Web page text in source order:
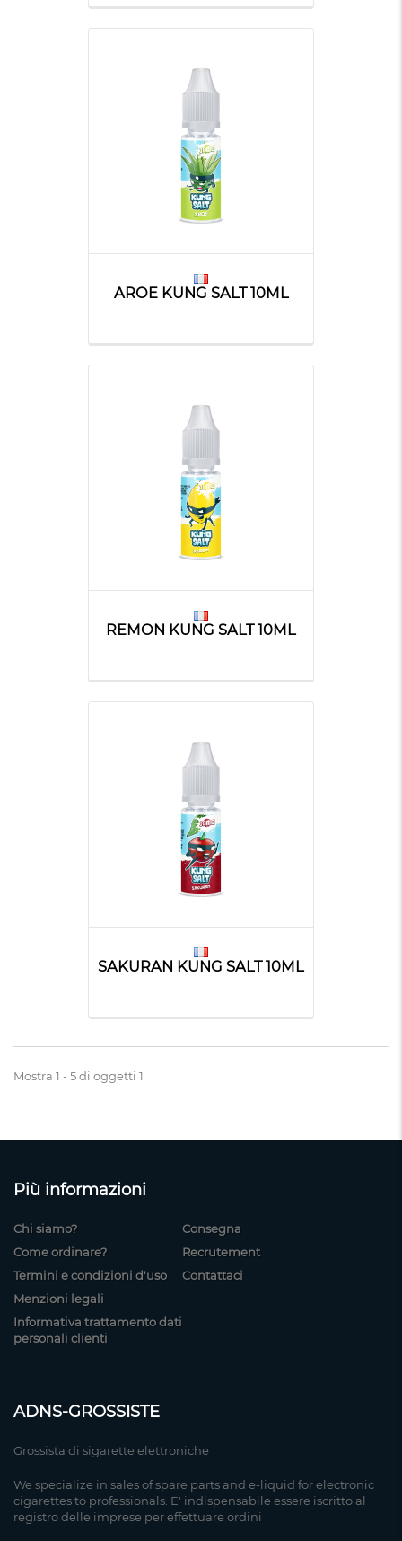
AROE KUNG SALT 10ML
REMON KUNG SALT 10ML
SAKURAN KUNG SALT 10ML
Mostra 1 - 5 di oggetti 1
Più informazioni
Chi siamo?
Come ordinare?
Termini e condizioni d'uso
Menzioni legali
Informativa trattamento dati
personali clienti
Consegna
Recrutement
Contattaci
ADNS-GROSSISTE
Grossista di sigarette elettroniche
We specialize in sales of spare parts and e-liquid for electronic
cigarettes to professionals. E' indispensabile essere iscritto al
registro delle imprese per effettuare ordini